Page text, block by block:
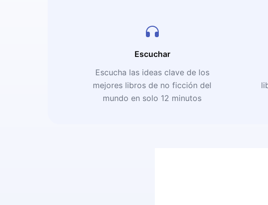
Escuchar
Escucha las ideas clave de los
mejores libros de no ficción del
mundo en solo 12 minutos